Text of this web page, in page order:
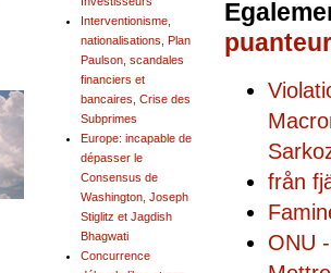
puanteur
från
ONU
Interventionisme,
nationalisations, Plan
Paulson, scandales
financiers et
bancaires, Crise des
Subprimes
Europe: incapable de
dépasser le
Consensus de
Washington, Joseph
Stiglitz et Jagdish
Bhagwati
Concurrence